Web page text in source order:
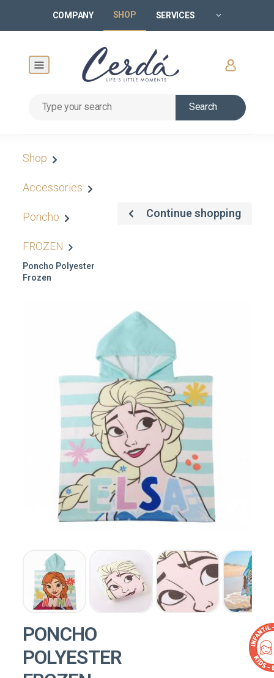
COMPANY SHOP SERVICES
Search
Shop
Accessories
Poncho
FROZEN
Poncho Polyester
Frozen
Continue shopping
PONCHO
POLYESTER